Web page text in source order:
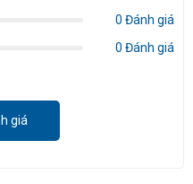
0 Đánh giá
0 Đánh giá
giá